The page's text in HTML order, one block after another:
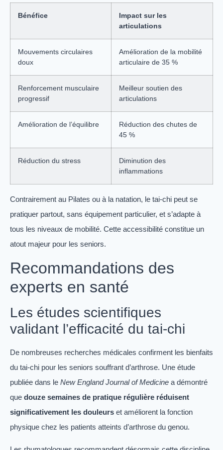
Bénéfice
Impact sur les
articulations
Mouvements circulaires
doux
Amélioration de la mobilité
articulaire de 35 %
Renforcement musculaire
progressif
Meilleur soutien des
articulations
Amélioration de l’équilibre
Réduction des chutes de
45 %
Réduction du stress
Diminution des
inflammations
Contrairement au Pilates ou à la natation, le tai-chi peut se
pratiquer partout, sans équipement particulier, et s’adapte à
tous les niveaux de mobilité. Cette accessibilité constitue un
atout majeur pour les seniors.
Recommandations des
experts en santé
Les études scientifiques
validant l’efficacité du tai-chi
De nombreuses recherches médicales confirment les bienfaits
du tai-chi pour les seniors souffrant d’arthrose. Une étude
publiée dans le New England Journal of Medicine a démontré
que douze semaines de pratique régulière réduisent
significativement les douleurs et améliorent la fonction
physique chez les patients atteints d’arthrose du genou.